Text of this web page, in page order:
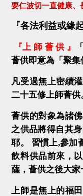
要仁波切一直健康、
『各法利益或緣
『上 師 薈 供 』
薈供即意為「聚集
凡受過無上密續
二十五修上師薈供
薈供的對象為諸
之供品將得自其
耶。
習慣上,參加
飲料供品前來，
薩，薈供之後大家
上師是無上的福